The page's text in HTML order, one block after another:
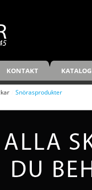
KONTAKT KATALOG
Snörasprodukter